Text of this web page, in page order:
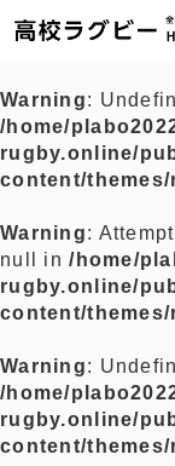
ご挨拶
全国チーム
プライバシ
Warning:
/home/
rugby.online/
content/
Warning:
null in/home/
rugby.online/
content/
Warning:
/home/
rugby.online/
content/